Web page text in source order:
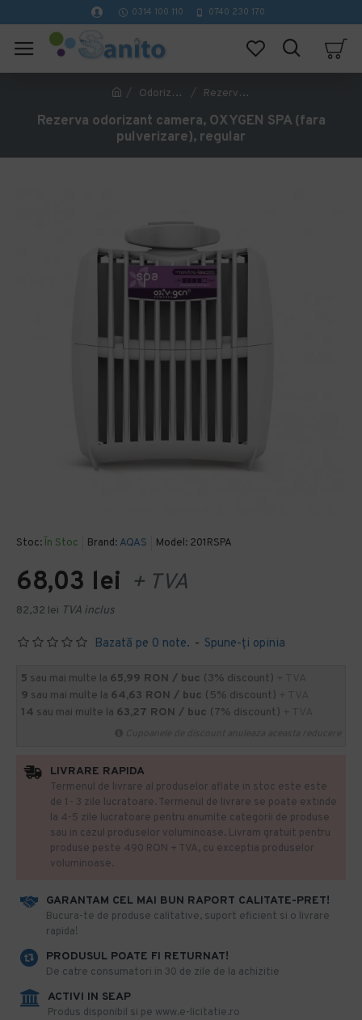
0314 100 110 0740 230 170
Odorizanti Profesionali Rezerva odorizant camera, OXYGEN SPA (fara pulverizare), regular
Rezerva odorizant camera, OXYGEN SPA (fara
pulverizare), regular
Stoc: În Stoc Brand: AQAS Model: 201RSPA
Bazată pe 0 note. - Spune-ţi opinia
68,03 lei + TVA
82,32 lei TVA inclus
5 sau mai multe la 65,99 RON / buc (3% discount)
9 sau mai multe la 64,63 RON / buc (5% discount)
14 sau mai multe la 63,27 RON / buc (7% discount)
GARANTAM CEL MAI BUN RAPORT CALITATE-PRET!
​Bucura-te de produse calitative, suport eficient si o livrare
rapida!
PRODUSUL POATE FI RETURNAT!
De catre consumatori in 30 de zile de la achizitie
ACTIVI IN SEAP
Produs disponibil si pe www.e-licitatie.ro
LIVRARE RAPIDA
Termenul de livrare al produselor aflate in stoc este este
de 1- 3 zile lucratoare. Termenul de livrare se poate extinde
la 4-5 zile lucratoare pentru anumite categorii de produse
sau in cazul produselor voluminoase. Livram gratuit pentru
produse peste 490 RON + TVA, cu exceptia produselor
voluminoase.